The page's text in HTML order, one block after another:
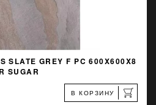
SLATE GREY F PC 600X600X8
R SUGAR
В КОРЗИНУ